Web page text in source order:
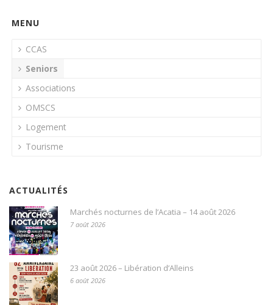
MENU
CCAS
Seniors
Associations
OMSCS
Logement
Tourisme
ACTUALITÉS
Marchés nocturnes de l’Acatia – 14 août 2026
7 août 2026
23 août 2026 – Libération d’Alleins
6 août 2026